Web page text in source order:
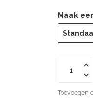
Maak
Toevoegen